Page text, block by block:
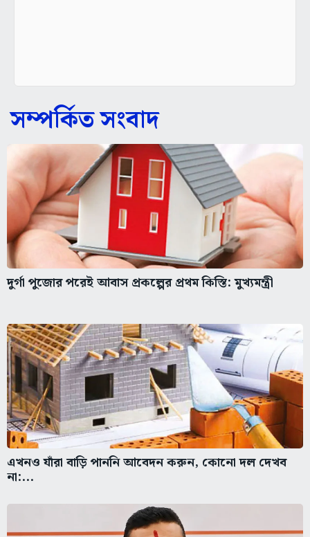
সম্পর্কিত সংবাদ
দুর্গা পুজোর পরেই আবাস প্রকল্পের প্রথম কিস্তি: মুখ্যমন্ত্রী
এখনও যাঁরা বাড়ি পাননি আবেদন করুন, কোনো দল দেখব
না:...